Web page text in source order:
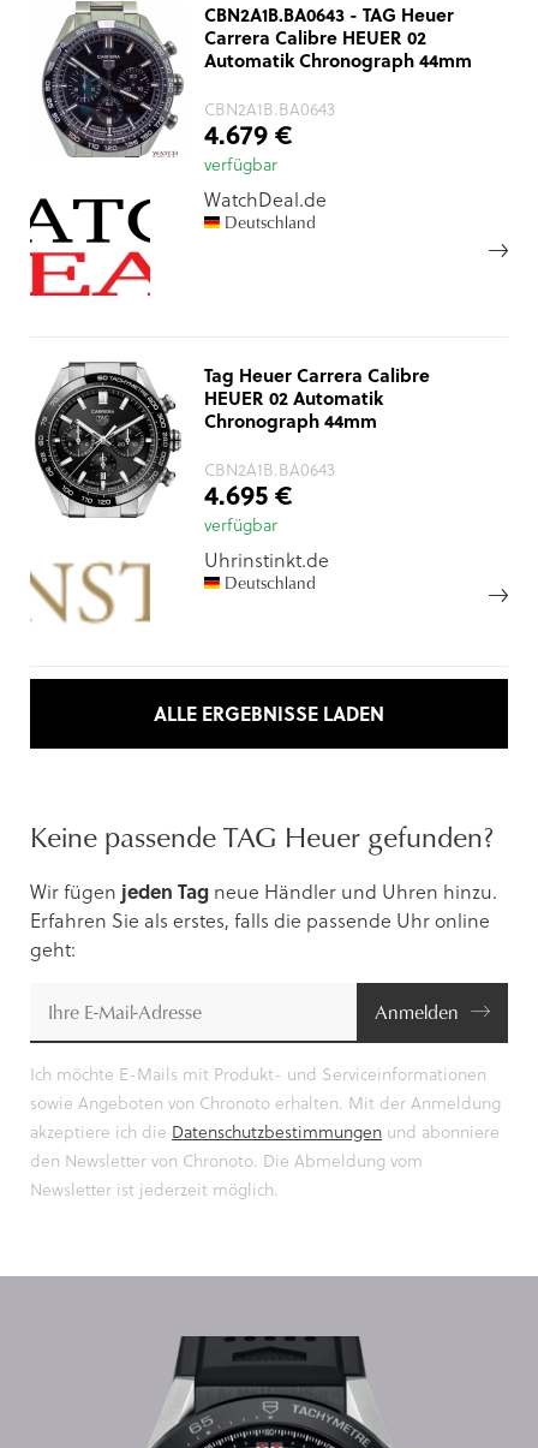
CBN2A1B.BA0643 - TAG Heuer
Carrera Calibre HEUER 02
Automatik Chronograph 44mm
CBN2A1B.BA0643
4.679 €
verfügbar
WatchDeal.de
Deutschland
Tag Heuer Carrera Calibre
HEUER 02 Automatik
Chronograph 44mm
CBN2A1B.BA0643
4.695 €
verfügbar
Uhrinstinkt.de
Deutschland
ALLE ERGEBNISSE LADEN
Keine passende TAG Heuer gefunden?
Wir fügen jeden Tag neue Händler und Uhren hinzu.
Erfahren Sie als erstes, falls die passende Uhr online
geht:
Anmelden
Ich möchte E-Mails mit Produkt- und Serviceinformationen
sowie Angeboten von Chronoto erhalten. Mit der Anmeldung
akzeptiere ich die Datenschutzbestimmungen und abonniere
den Newsletter von Chronoto. Die Abmeldung vom
Newsletter ist jederzeit möglich.